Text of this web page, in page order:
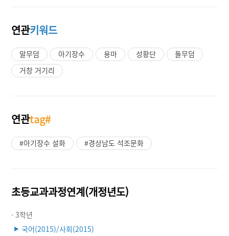
연관키워드
말무덤 아기장수 용마 성황단
돌무덤
거창 거기리
연관tag#
#아기장수 설화 #경상남도 석조문화
초등교과과정연계(개정년도)
· 3학년
▶ 국어(2015)/사회(2015)